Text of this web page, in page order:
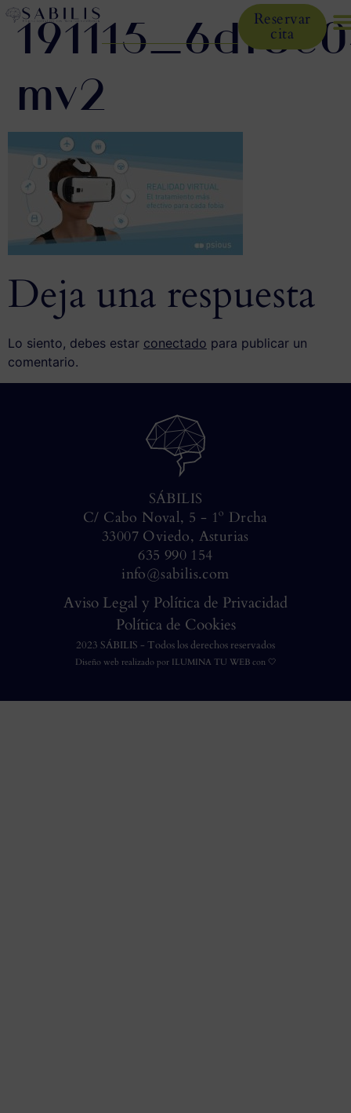
Reservar
cita
mv2
Deja una respuesta
Lo siento, debes estar conectado para publicar un
comentario.
SÁBILIS
C/ Cabo Noval, 5 - 1º Drcha
33007 Oviedo, Asturias
635 990 154
info@sabilis.com
Aviso Legal y Política de Privacidad
Política de Cookies
2023 SÁBILIS - Todos los derechos reservados
Diseño web realizado por ILUMINA TU WEBcon 🤍